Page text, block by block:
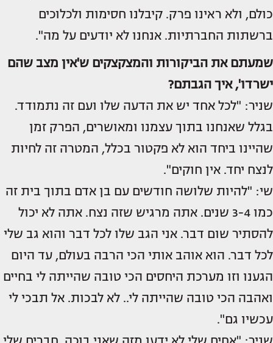
כולם, ולא ראינו פרק. קיבלנו חסימות ולכלוכים
ברשתות החברתיות. אנחנו לא יודעים על מה".
שמעתם את הביקורות והמצקצקים ש'אין מצב שהם
ישרדו', איך הגבתם?
שניר: "לכל אחד יש את הדעה שלו ועם זה נתמודד.
בגלל שאנחנו בתוך עצמנו ומאושרים, הפרק זמן
שהיינו ביחד הוא לא פקטור בכלל, המטרה זה לחיות
לנצח יחד. אין חוקים".
שי: "להיות שלושה חודשים עם בן אדם בתוך בית זה
כמו 3-4 שנים. אתה מרגיש שזה נצח. אתה לא יכול
להסתיר שום דבר. אני הגב שלו לכל דבר והוא גב שלי
לכל דבר. הוא אוהב אותי הכי הרבה בעולם, עד היום
הגענו וזו מערכת היחסים הכי טובה שהייתה לי בחיים
ואהבה הכי טובה שהייתה לי.. לא לבכות. אל תבכי לי
עכשיו גם".